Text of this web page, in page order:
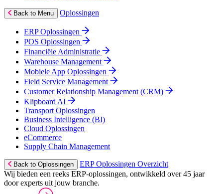
Back to Menu Oplossingen
ERP Oplossingen
POS Oplossingen
Financiële Administratie
Warehouse Management
Mobiele App Oplossingen
Field Service Management
Customer Relationship Management (CRM)
Klipboard AI
Transport Oplossingen
Business Intelligence (BI)
Cloud Oplossingen
eCommerce
Supply Chain Management
Back to Oplossingen
ERP Oplossingen Overzicht
Wij bieden een reeks ERP-oplossingen, ontwikkeld over 45 jaar
door experts uit jouw branche.